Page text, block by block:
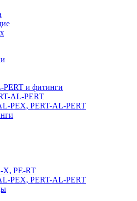
PERT и фитинги
AL-PERT
PEX, PERT-AL-PERT
X, PE-RT
PEX, PERT-AL-PERT